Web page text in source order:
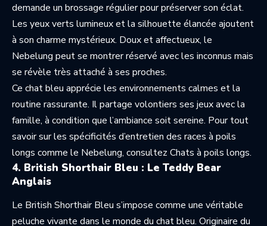
demande un brossage régulier pour préserver son éclat.
Les yeux verts lumineux et la silhouette élancée ajoutent
à son charme mystérieux. Doux et affectueux, le
Nebelung peut se montrer réservé avec les inconnus mais
se révèle très attaché à ses proches.
Ce chat bleu apprécie les environnements calmes et la
routine rassurante. Il partage volontiers ses jeux avec la
famille, à condition que l’ambiance soit sereine. Pour tout
savoir sur les spécificités d’entretien des races à poils
longs comme le Nebelung, consultez Chats à poils longs.
4. British Shorthair Bleu : Le Teddy Bear
Anglais
Le British Shorthair Bleu s’impose comme une véritable
peluche vivante dans le monde du chat bleu. Originaire du